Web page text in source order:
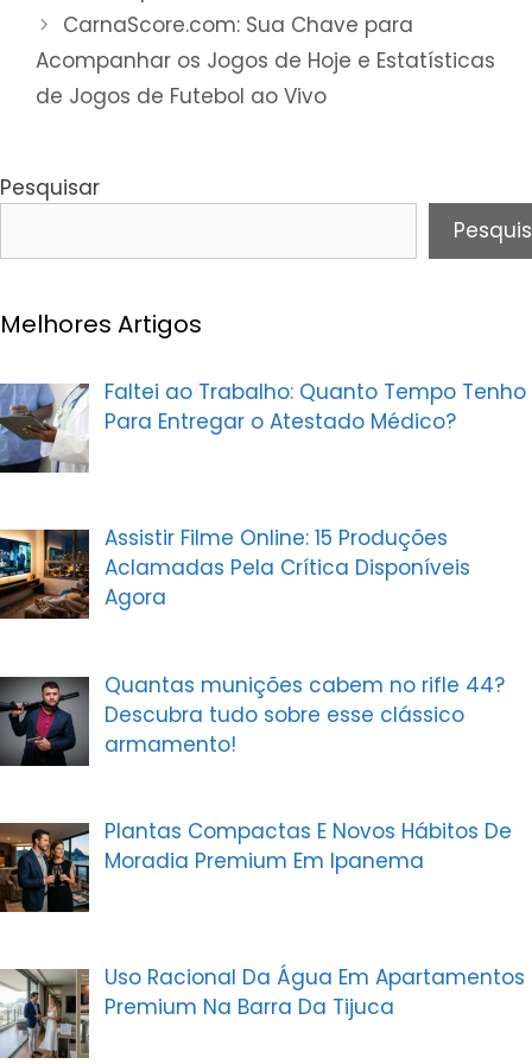
CarnaScore.com: Sua Chave para
Acompanhar os Jogos de Hoje e Estatísticas
de Jogos de Futebol ao Vivo
Pesquisar
Melhores Artigos
Faltei ao Trabalho: Quanto Tempo Tenho
Para Entregar o Atestado Médico?
Assistir Filme Online: 15 Produções
Aclamadas Pela Crítica Disponíveis
Agora
Quantas munições cabem no rifle 44?
Descubra tudo sobre esse clássico
armamento!
Plantas Compactas E Novos Hábitos De
Moradia Premium Em Ipanema
Uso Racional Da Água Em Apartamentos
Premium Na Barra Da Tijuca